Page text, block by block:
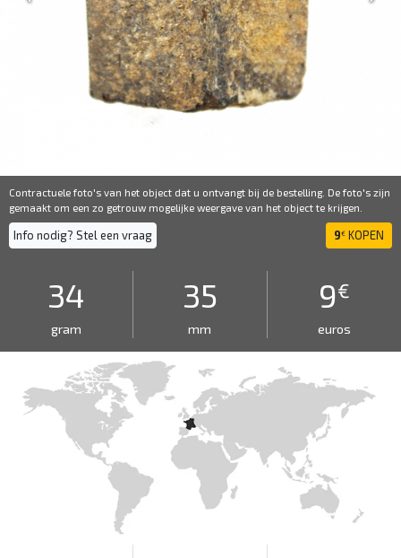
Contractuele foto's van het object dat u ontvangt bij de bestelling. De foto's zijn
gemaakt om een ​​zo getrouw mogelijke weergave van het object te krijgen.
Info nodig? Stel een vraag 9€ KOPEN
34
gram
35
mm
9€
euros